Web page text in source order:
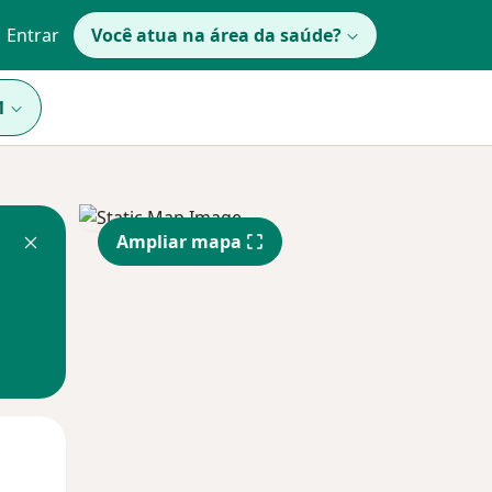
Entrar Você atua na área da saúde?
Ampliar mapa